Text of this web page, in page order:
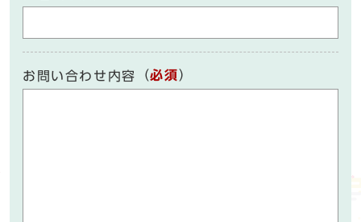
お問い合わせ内容 （必須）